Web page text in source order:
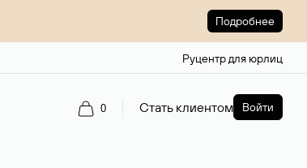
Подробнее
Руцентр для юрлиц
0 Стать клиентом Войти